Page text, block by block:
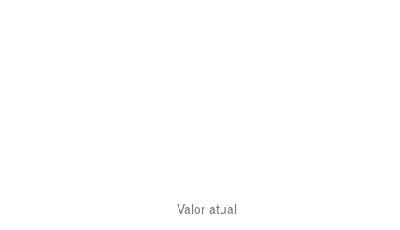
Valor atual